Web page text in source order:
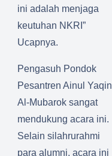
ini adalah menjaga
keutuhan NKRI”
Ucapnya.
Pengasuh Pondok
Pesantren Ainul Yaqin
Al-Mubarok sangat
mendukung acara ini.
Selain silahrurahmi
para alumni, acara ini